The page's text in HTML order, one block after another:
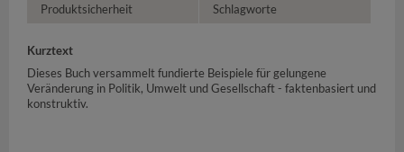
Produktsicherheit Schlagworte
Kurztext
Dieses Buch versammelt fundierte Beispiele für gelungene
Veränderung in Politik, Umwelt und Gesellschaft - faktenbasiert und
konstruktiv.